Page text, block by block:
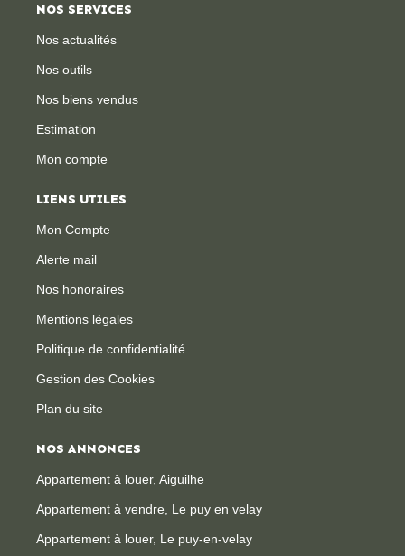
NOS SERVICES
Nos actualités
Nos outils
Nos biens vendus
Estimation
Mon compte
LIENS UTILES
Mon Compte
Alerte mail
Nos honoraires
Mentions légales
Politique de confidentialité
Gestion des Cookies
Plan du site
NOS ANNONCES
Appartement à louer, Aiguilhe
Appartement à vendre, Le puy en velay
Appartement à louer, Le puy-en-velay